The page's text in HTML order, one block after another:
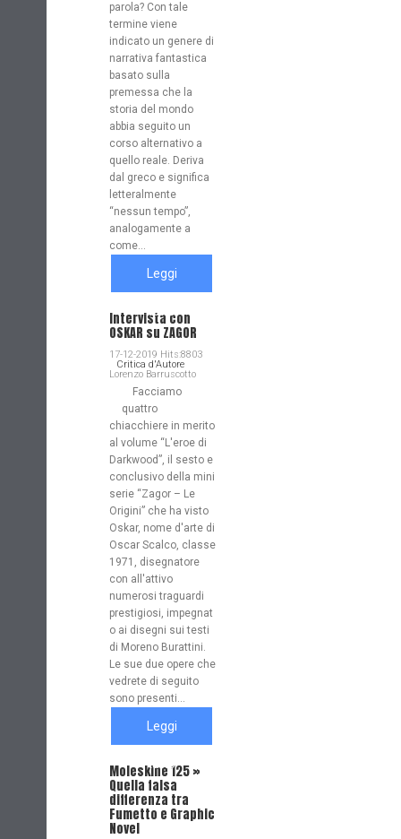
parola? Con tale
termine viene
indicato un genere di
narrativa fantastica
basato sulla
premessa che la
storia del mondo
abbia seguito un
corso alternativo a
quello reale. Deriva
dal greco e significa
letteralmente
“nessun tempo”,
analogamente a
come...
Leggi
tutto
Intervista con
OSKAR su ZAGOR
17-12-2019 Hits:8803
Critica d'Autore
Lorenzo Barruscotto
Facciamo
quattro
chiacchiere in merito
al volume “L'eroe di
Darkwood”, il sesto e
conclusivo della mini
serie “Zagor – Le
Origini” che ha visto
Oskar, nome d'arte di
Oscar Scalco, classe
1971, disegnatore
con all'attivo
numerosi traguardi
prestigiosi, impegnat
o ai disegni sui testi
di Moreno Burattini.
Le sue due opere che
vedrete di seguito
sono presenti...
Leggi
tutto
Moleskine 125 »
Quella falsa
differenza tra
Fumetto e Graphic
Novel